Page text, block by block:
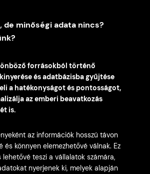
de minőségi adata nincs?
forrásokból történő
és adatbázisba gyűjtése
a hatékonyságot és pontosságot,
az emberi beavatkozás
is.
az információk hosszú távon
és könnyen elemezhetővé válnak. Ez
lehetővé teszi a vállalatok számára,
nyerjenek ki, melyek alapján